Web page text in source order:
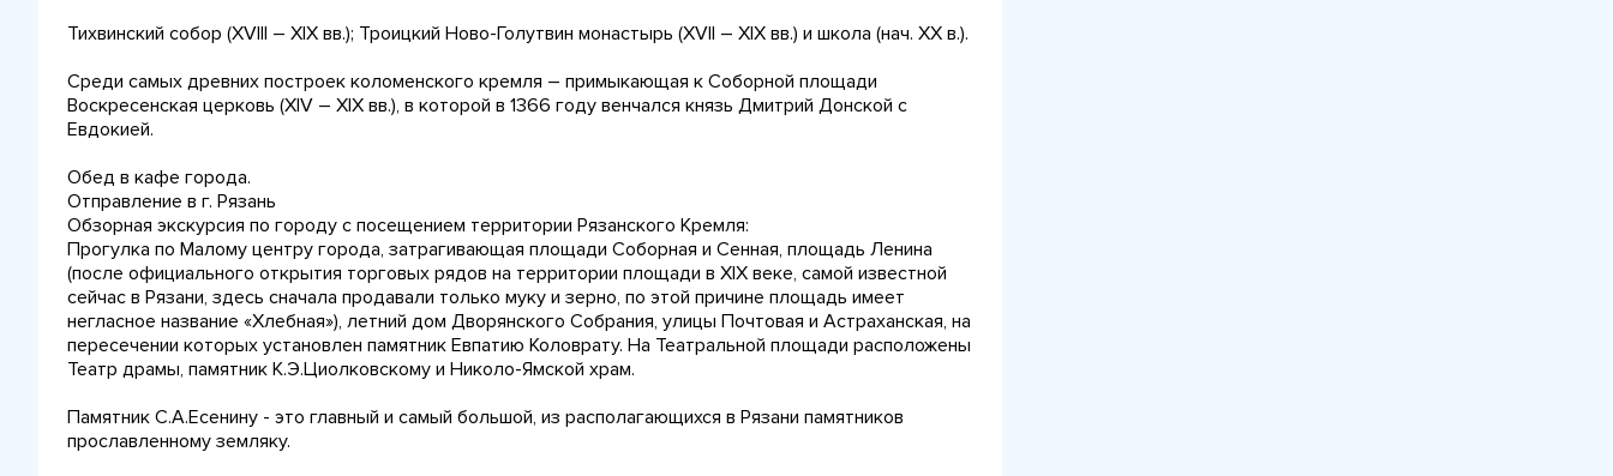
Тихвинский собор (XVIII – XIX вв.); Троицкий Ново-Голутвин монастырь (XVII – XIX вв.) и школа (нач. XX в.).
Среди самых древних построек коломенского кремля – примыкающая к Соборной площади
Воскресенская церковь (XIV – XIX вв.), в которой в 1366 году венчался князь Дмитрий Донской с
Евдокией.
Обед в кафе города.
Отправление в г. Рязань
Обзорная экскурсия по городу с посещением территории Рязанского Кремля:
Прогулка по Малому центру города, затрагивающая площади Соборная и Сенная, площадь Ленина
(после официального открытия торговых рядов на территории площади в XIX веке, самой известной
сейчас в Рязани, здесь сначала продавали только муку и зерно, по этой причине площадь имеет
негласное название «Хлебная»), летний дом Дворянского Собрания, улицы Почтовая и Астраханская, на
пересечении которых установлен памятник Евпатию Коловрату. На Театральной площади расположены
Театр драмы, памятник К.Э.Циолковскому и Николо-Ямской храм.
Памятник С.А.Есенину - это главный и самый большой, из располагающихся в Рязани памятников
прославленному земляку.